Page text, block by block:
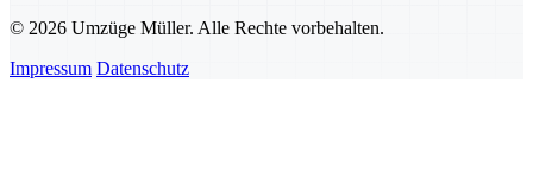
© 2026 Umzüge Müller. Alle Rechte vorbehalten.
Impressum Datenschutz